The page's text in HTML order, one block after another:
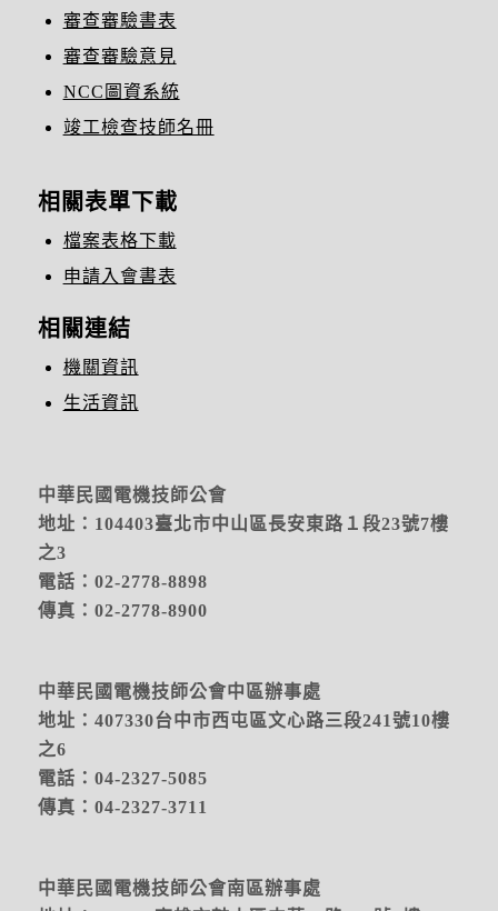
審查審驗書表
審查審驗意見
NCC圖資系統
竣工檢查技師名冊
相關表單下載
檔案表格下載
申請入會書表
相關連結
機關資訊
生活資訊
中華民國電機技師公會
地址：104403臺北市中山區長安東路１段23號7樓
之3
電話：02-2778-8898
傳真：02-2778-8900
中華民國電機技師公會中區辦事處
地址： 407330台中市西屯區文心路三段241號10樓
之6
電話：04-2327-5085
傳真：04-2327-3711
中華民國電機技師公會南區辦事處